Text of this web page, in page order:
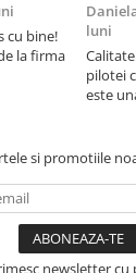
cu bine!
la firma
luni
pilotei
este
si promotiile
newsletter